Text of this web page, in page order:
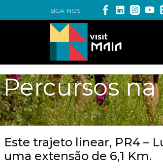
SIGA-NOS:
Percursos
Este trajeto linear, PR4 –
uma extensão de 6,1 Km.